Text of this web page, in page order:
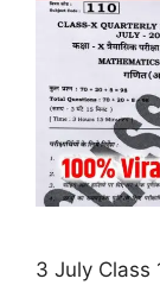
3 July Class